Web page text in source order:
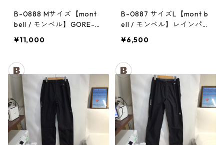
B-0888 Mサイズ【mont
bell / モンベル】GORE-T
パンツ：メンズBK
¥11,000
B-0887 サイズL【mont b
ell / モンベル】レインパン
ィース
¥6,500